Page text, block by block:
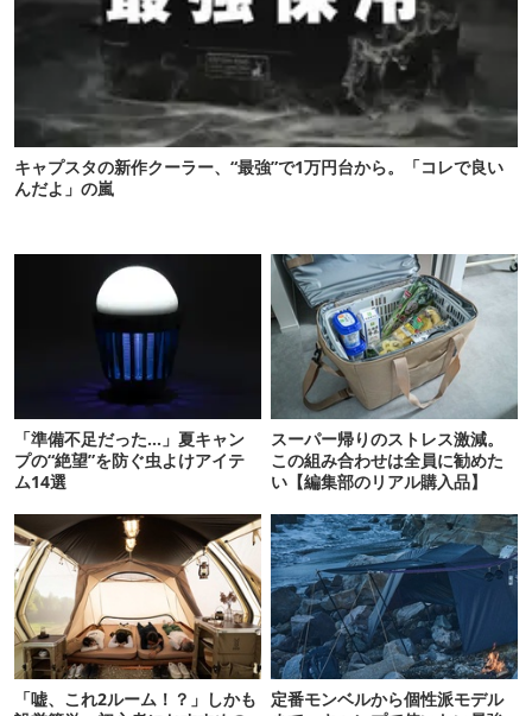
キャプスタの新作クーラー、“最強”で1万円台から。「コレで良い
んだよ」の嵐
「準備不足だった…」夏キャン
プの“絶望”を防ぐ虫よけアイテ
ム14選
スーパー帰りのストレス激減。
この組み合わせは全員に勧めた
い【編集部のリアル購入品】
「嘘、これ2ルーム！？」しかも
定番モンベルから個性派モデル